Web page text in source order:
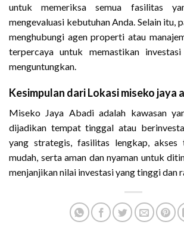
untuk memeriksa semua fasilitas
mengevaluasi kebutuhan Anda. Selain itu,
menghubungi agen properti atau
terpercaya untuk memastikan
menguntungkan.
Kesimpulan dari Lokasi miseko jaya
Miseko Jaya Abadi adalah kawasan
dijadikan tempat tinggal atau
yang strategis, fasilitas lengkap, akses
mudah, serta aman dan nyaman untuk
menjanjikan nilai investasi yang tinggi dan